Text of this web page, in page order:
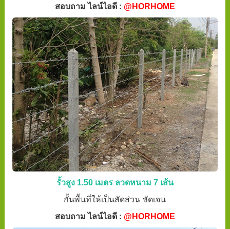
สอบถาม ไลน์ไอดี : @HORHOME
รั้วสูง 1.50 เมตร ลวดหนาม 7 เส้น
กั้นพื้นที่ให้เป็นสัดส่วน ชัดเจน
สอบถาม ไลน์ไอดี : @HORHOME